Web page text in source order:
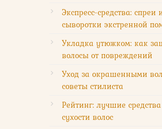
Экспресс-средства: спреи
сыворотки экстренной
Укладка утюжком: как
волосы от повреждений
Уход за окрашенными
советы стилиста
Рейтинг: лучшие
сухости волос